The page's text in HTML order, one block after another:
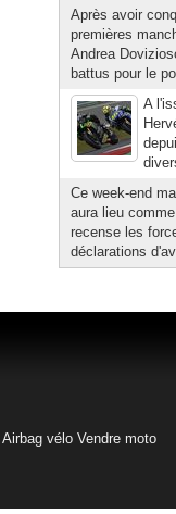
Après avoir
premières
Andrea
battus pour le
A
Ce week-end
aura lieu
recense les
déclarations
Airbag vélo Vendre moto